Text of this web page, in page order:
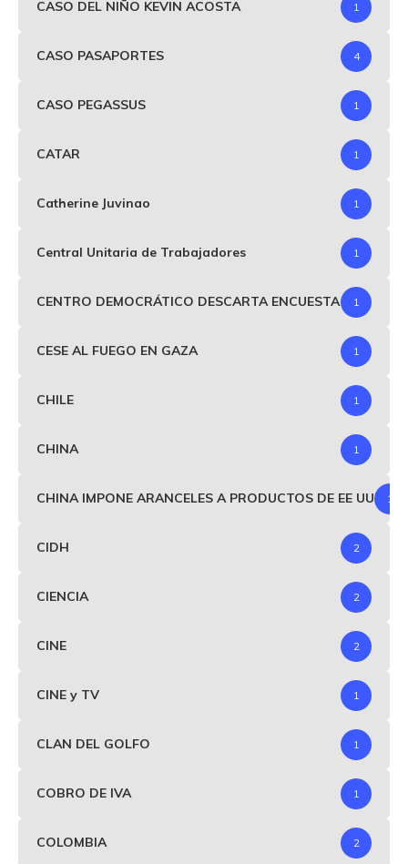
CASO DEL NIÑO KEVIN ACOSTA 1
CASO PASAPORTES 4
CASO PEGASSUS 1
CATAR 1
Catherine Juvinao 1
Central Unitaria de Trabajadores 1
CENTRO DEMOCRÁTICO DESCARTA ENCUESTA 1
CESE AL FUEGO EN GAZA 1
CHILE 1
CHINA 1
CHINA IMPONE ARANCELES A PRODUCTOS DE EE UU 1
CIDH 2
CIENCIA 2
CINE 2
CINE y TV 1
CLAN DEL GOLFO 1
COBRO DE IVA 1
COLOMBIA 2